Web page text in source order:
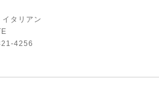
タリアン
4256